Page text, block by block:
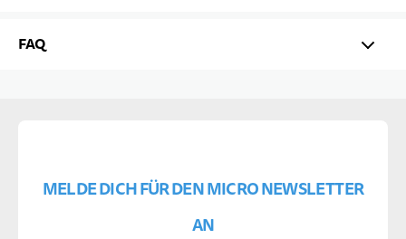
FAQ
MELDE DICH FÜR DEN MICRO NEWSLETTER
AN